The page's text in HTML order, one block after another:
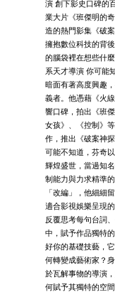
演 創下影史口碑的
業大片《班傑明的
造的熱門影集《破
擁抱數位科技的背
的腦袋裡在想些什
系天才導演 你可能
暗面有著高度興趣
義者。他憑藉《火
響口碑，拍出《班
女孩》、《控制》
作，推出《破案神
可能不知道，芬奇
輝煌盛世，當過知
制能力與力求精準
「改編」，他細細
適合影視娛樂呈現
反覆思考每句台詞
中，賦予作品獨特
好你的基礎技藝，
何轉變成藝術家？
於瓦解事物的導演
何賦予其獨特的空